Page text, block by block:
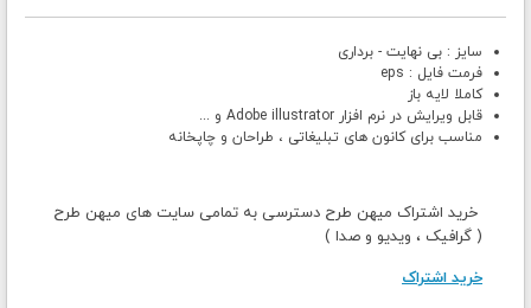
سایز : بی نهایت - برداری
فرمت فایل : eps
کاملا لایه باز
قابل ویرایش در نرم افزار Adobe illustrator و ...
مناسب برای کانون های تبلیغاتی ، طراحان و چاپخانه
خرید اشتراک میهن طرح دسترسی به تمامی سایت های میهن طرح
( گرافیک ، ویدیو و صدا )
خرید اشتراک